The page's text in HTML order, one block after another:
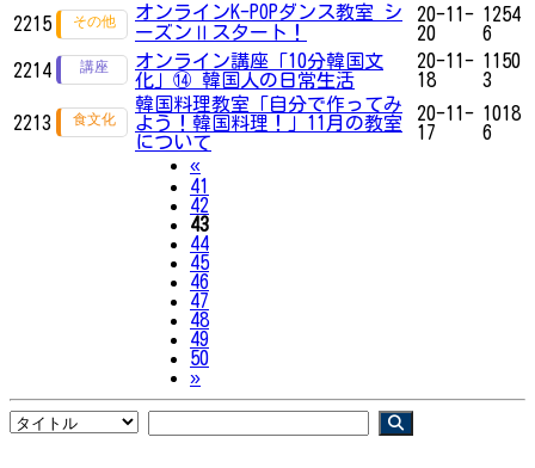
2215
オンラインK-POPダンス教室 シ
ーズンⅡスタート！
20-11-
20
1254
6
2214
オンライン講座「10分韓国文
化」⑭ 韓国人の日常生活
20-11-
18
1150
3
2213
韓国料理教室「自分で作ってみ
よう！韓国料理！」11月の教室
について
20-11-
17
1018
6
«Previous
41
42
43
44
45
46
47
48
49
50
»Next